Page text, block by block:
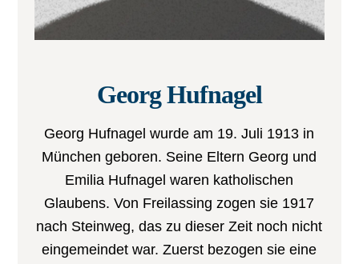
Georg Hufnagel
Georg Hufnagel wurde am 19. Juli 1913 in
München geboren. Seine Eltern Georg und
Emilia Hufnagel waren katholischen
Glaubens. Von Freilassing zogen sie 1917
nach Steinweg, das zu dieser Zeit noch nicht
eingemeindet war. Zuerst bezogen sie eine